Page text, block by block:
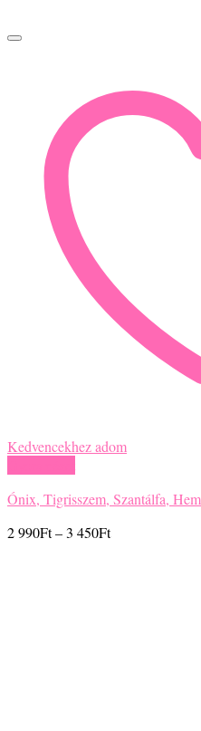
Kedvencekhez adom
Ónix, Tigrisszem, Szantálfa,
2 990Ft–3 450FtÁrtartomány: